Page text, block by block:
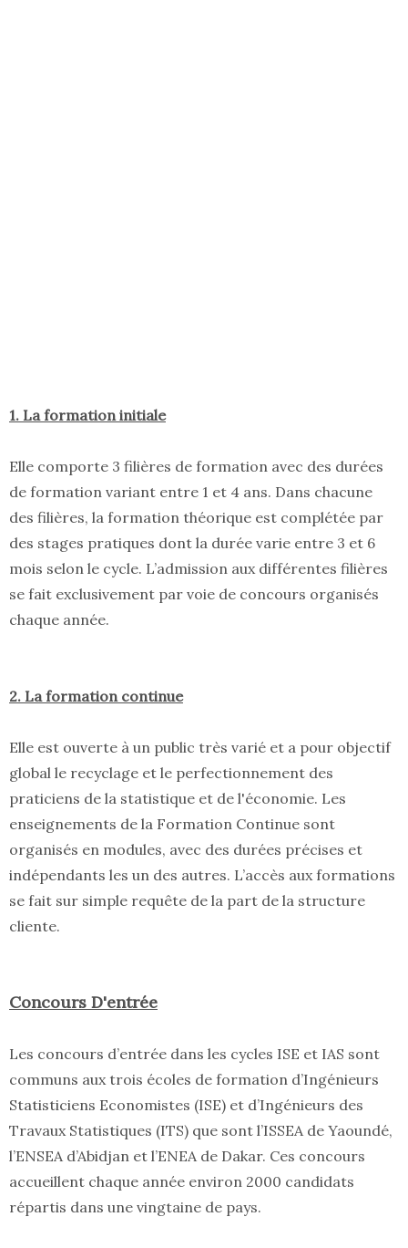
1. La formation initiale
Elle comporte 3 filières de formation avec des durées
de formation variant entre 1 et 4 ans. Dans chacune
des filières, la formation théorique est complétée par
des stages pratiques dont la durée varie entre 3 et 6
mois selon le cycle. L’admission aux différentes filières
se fait exclusivement par voie de concours organisés
chaque année.
2. La formation continue
Elle est ouverte à un public très varié et a pour objectif
global le recyclage et le perfectionnement des
praticiens de la statistique et de l'économie. Les
enseignements de la Formation Continue sont
organisés en modules, avec des durées précises et
indépendants les un des autres. L’accès aux formations
se fait sur simple requête de la part de la structure
cliente.
Concours D'entrée
Les concours d’entrée dans les cycles ISE et IAS sont
communs aux trois écoles de formation d’Ingénieurs
Statisticiens Economistes (ISE) et d’Ingénieurs des
Travaux Statistiques (ITS) que sont l’ISSEA de Yaoundé,
l’ENSEA d’Abidjan et l’ENEA de Dakar. Ces concours
accueillent chaque année environ 2000 candidats
répartis dans une vingtaine de pays.